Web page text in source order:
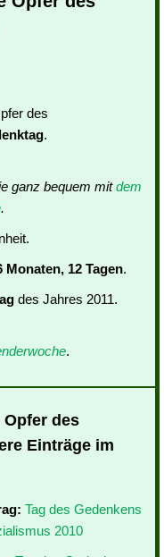
des
.
ganz bequem mitdem
.
Monaten, 12 Tagen.
des Jahres 2011.
.
Opfer des
Einträge im
Tag des Gedenkens
2010